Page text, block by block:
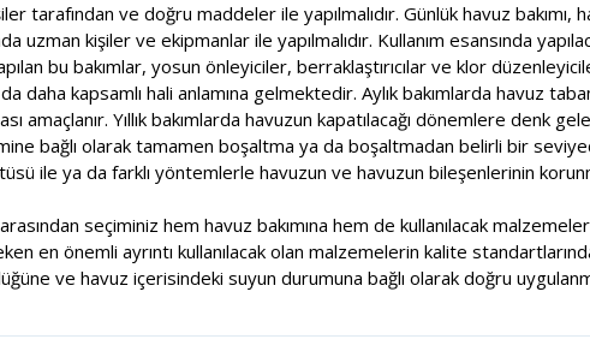
tarafından ve doğru maddeler ile yapılmalıdır. Günlük havuz bakımı,
uzman kişiler ve ekipmanlar ile yapılmalıdır. Kullanım esansında
bu bakımlar, yosun önleyiciler, berraklaştırıcılar ve klor
daha kapsamlı hali anlamına gelmektedir. Aylık bakımlarda havuz
amaçlanır. Yıllık bakımlarda havuzun kapatılacağı dönemlere denk
bağlı olarak tamamen boşaltma ya da boşaltmadan belirli bir
ile ya da farklı yöntemlerle havuzun ve havuzun bileşenlerinin
seçiminiz hem havuz bakımına hem de kullanılacak
en önemli ayrıntı kullanılacak olan malzemelerin kalite
ve havuz içerisindeki suyun durumuna bağlı olarak doğru